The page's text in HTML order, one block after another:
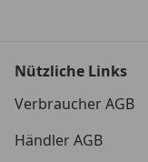
Nützliche Links
Verbraucher AGB
Händler AGB